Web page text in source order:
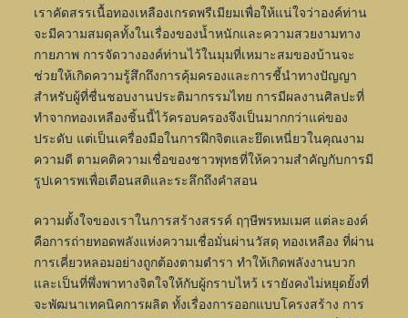
เราคัดสรรเนื้อทองเหลืองเกรดพรีเมียมเพื่อให้แน่ใจว่าองค์ท่าน
จะมีความสมดุลทั้งในเรื่องของน้ำหนักและความสวยงามทาง
กายภาพ การจัดวางองค์ท่านไว้ในมุมที่เหมาะสมของบ้านจะ
ช่วยให้เกิดความรู้สึกถึงการคุ้มครองและการชี้นำทางปัญญา
สำหรับผู้ที่ชื่นชอบงานประติมากรรมไทย การมีผลงานศิลปะที่
ทำจากทองเหลืองชิ้นนี้ไว้ครอบครองจึงเป็นมากกว่าแค่ของ
ประดับ แต่เป็นเครื่องมือในการฝึกจิตและยึดเหนี่ยวในคุณงาม
ความดี ตามคติความเชื่อของชาวพุทธที่ให้ความสำคัญกับการมี
รูปเคารพเพื่อเตือนสติและระลึกถึงคำสอน
ความตั้งใจของเราในการสร้างสรรค์ ฤๅษีพรหมเมศ แต่ละองค์
คือการถ่ายทอดพลังแห่งความเชื่อมั่นผ่านวัสดุ ทองเหลือง ที่ผ่าน
การเคี่ยวหลอมอย่างถูกต้องตามตำรา ทำให้เกิดพลังงานบวก
และเป็นที่พึ่งพาทางจิตใจให้กับผู้กราบไหว้ เรายังคงไม่หยุดยั้งที่
จะพัฒนาเทคนิคการผลิต ทั้งเรื่องการออกแบบโครงสร้าง การ